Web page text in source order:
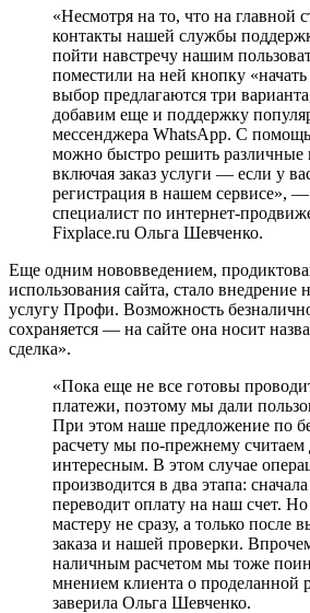
«Несмотря на то, что на главной
контакты нашей службы
пойти навстречу нашим
поместили на ней кнопку
выбор предлагаются три
добавим еще и поддержку
мессенджера WhatsApp. С
можно быстро решить различные
включая заказ услуги — если у
регистрация в нашем сервисе», —
специалист по интернет-
Fixplace.ru Ольга Шевченко.
Еще одним нововведением,
использования сайта, стало внедрение
услугу Профи. Возможность
сохраняется — на сайте она носит
сделка».
«Пока еще не все готовы
платежи, поэтому мы дали
При этом наше предложение по
расчету мы по-прежнему считаем
интересным. В этом случае
производится в два этапа:
переводит оплату на наш счет.
мастеру не сразу, а только после
заказа и нашей проверки.
наличным расчетом мы тоже
мнением клиента о проделанной
заверила Ольга Шевченко.